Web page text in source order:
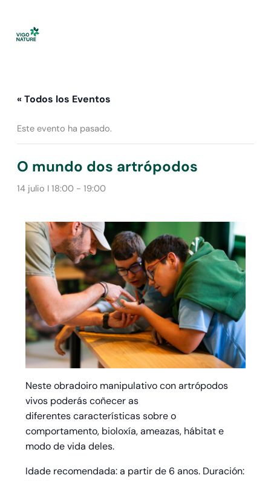
contenido
« Todos los Eventos
Este evento ha pasado.
O mundo dos artrópodos
14 julio I 18:00- 19:00
Neste obradoiro manipulativo con artrópodos
vivos poderás coñecer as
diferentes características sobre o
comportamento, bioloxía, ameazas, hábitat e
modo de vida deles.
Idade recomendada: a partir de 6 anos. Duración: